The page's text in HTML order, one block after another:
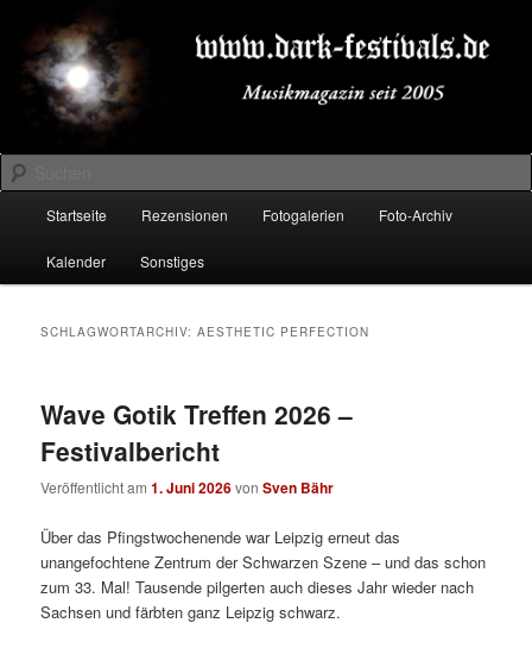
primären
Inhalt
springen
sekundären
Inhalt
springenDARK-FESTIVALS.DE
Suchen
Startseite Rezensionen Fotogalerien Foto-Archiv
Kalender Sonstiges
SCHLAGWORTARCHIV:AESTHETIC PERFECTION
Wave Gotik Treffen 2026 –
Festivalbericht
Veröffentlicht am1. Juni 2026vonSven Bähr
Über das Pfingstwochenende war Leipzig erneut das
unangefochtene Zentrum der Schwarzen Szene – und das schon
zum 33. Mal! Tausende pilgerten auch dieses Jahr wieder nach
Sachsen und färbten ganz Leipzig schwarz.